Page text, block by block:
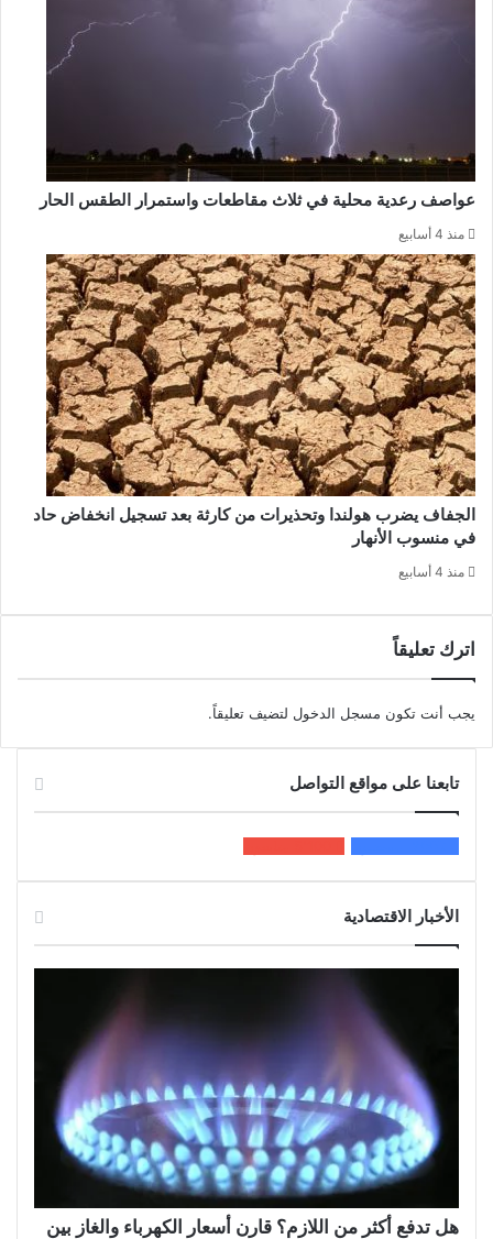
عواصف رعدية محلية في ثلاث مقاطعات واستمرار الطقس الحار
منذ 4 أسابيع
الجفاف يضرب هولندا وتحذيرات من كارثة بعد تسجيل انخفاض حاد
في منسوب الأنهار
منذ 4 أسابيع
اترك تعليقاً
يجب أنت تكون مسجل الدخول لتضيف تعليقاً.
تابعنا على مواقع التواصل
الأخبار الاقتصادية
هل تدفع أكثر من اللازم؟ قارن أسعار الكهرباء والغاز بين